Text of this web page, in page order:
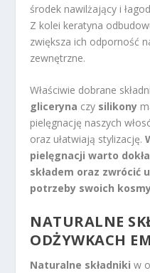
środek nawilżający i
Z kolei keratyna
zwiększa ich odporność
zewnętrzne.
Właściwie dobrane
gliceryna czy silikony
pielęgnację naszych
oraz ułatwiają stylizację.
pielęgnacji warto
składem oraz zwrócić
potrzeby swoich
NATURALNE
ODŻYWKACH
Naturalne składniki w